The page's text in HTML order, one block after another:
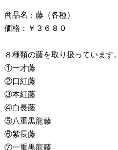
商品名：藤（各種）
価格：￥３６８０
８種類の藤を取り扱っています。
①一才藤
②口紅藤
③本紅藤
④白長藤
⑤八重黒龍藤
⑥紫長藤
⑦一重黒龍藤